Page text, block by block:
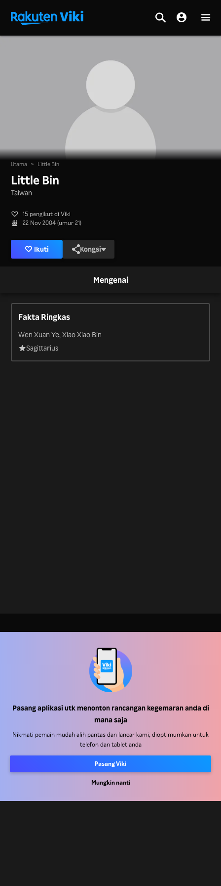
Pasang aplikasi utk menonton rancangan kegemaran anda di
mana saja
Nikmati pemain mudah alih pantas dan lancar kami, dioptimumkan untuk
telefon dan tablet anda
Pasang Viki
Mungkin nanti
Utama > Little Bin
Little Bin
Taiwan
15 pengikut di Viki
22 Nov 2004 (umur 21)
Ikuti Kongsi
Mengenai
Fakta Ringkas
Wen Xuan Ye, Xiao Xiao Bin
Sagittarius
Pusat Bantuan